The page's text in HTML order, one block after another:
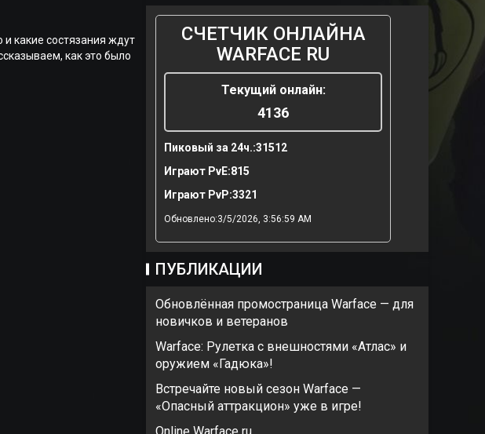
какие состязания ждут
как это было
СЧЕТЧИК ОНЛАЙНА
WARFACE RU
Текущий онлайн:
4136
Пиковый за 24ч.:31512
Играют PvE:815
Играют PvP:3321
Обновлено:3/5/2026, 3:56:59 AM
ПУБЛИКАЦИИ
Обновлённая промостраница Warface — для
новичков и ветеранов
Warface: Рулетка с внешностями «Атлас» и
оружием «Гадюка»!
Встречайте новый сезон Warface —
«Опасный аттракцион» уже в игре!